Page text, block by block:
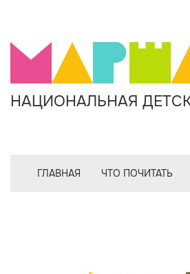
НАЦИОНАЛЬНАЯ
ГЛАВНАЯ ЧТО ПОЧИТАТЬ